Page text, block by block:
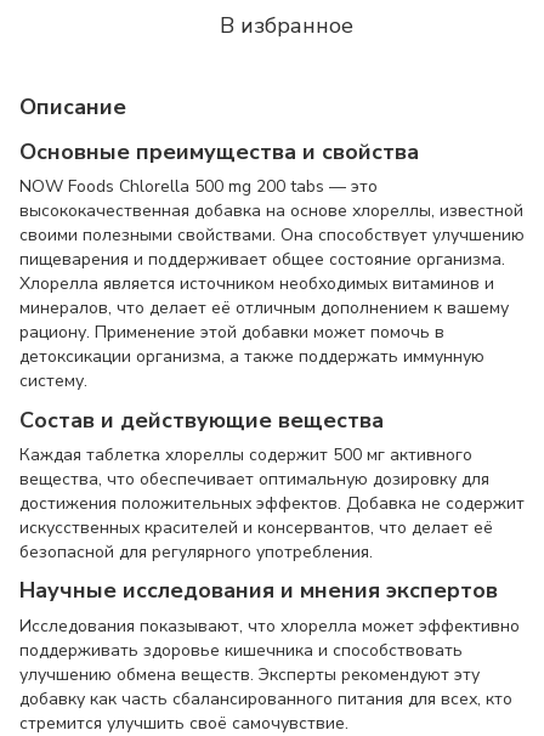
В избранное
Описание
Основные преимущества и свойства
NOW Foods Chlorella 500 mg 200 tabs — это
высококачественная добавка на основе хлореллы, известной
своими полезными свойствами. Она способствует улучшению
пищеварения и поддерживает общее состояние организма.
Хлорелла является источником необходимых витаминов и
минералов, что делает её отличным дополнением к вашему
рациону. Применение этой добавки может помочь в
детоксикации организма, а также поддержать иммунную
систему.
Состав и действующие вещества
Каждая таблетка хлореллы содержит 500 мг активного
вещества, что обеспечивает оптимальную дозировку для
достижения положительных эффектов. Добавка не содержит
искусственных красителей и консервантов, что делает её
безопасной для регулярного употребления.
Научные исследования и мнения экспертов
Исследования показывают, что хлорелла может эффективно
поддерживать здоровье кишечника и способствовать
улучшению обмена веществ. Эксперты рекомендуют эту
добавку как часть сбалансированного питания для всех, кто
стремится улучшить своё самочувствие.